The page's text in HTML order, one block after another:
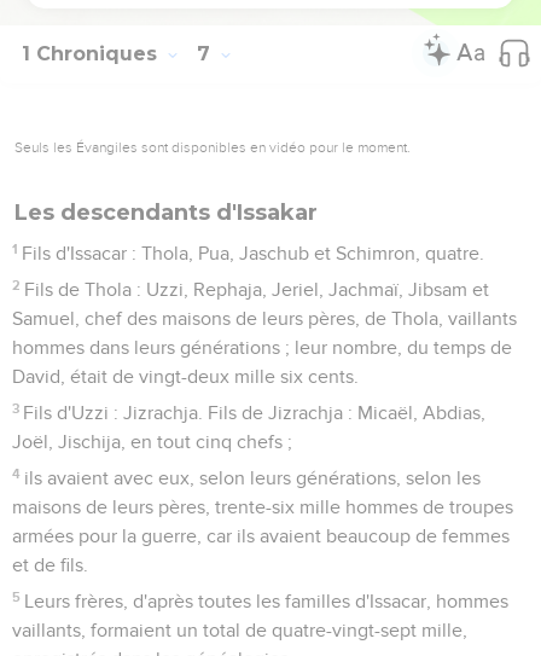
1 Chroniques 7
Seuls les Évangiles sont disponibles en vidéo pour le moment.
Les descendants d'Issakar
1 Fils d'Issacar : Thola, Pua, Jaschub et Schimron, quatre.
2 Fils de Thola : Uzzi, Rephaja, Jeriel, Jachmaï, Jibsam et
Samuel, chef des maisons de leurs pères, de Thola, vaillants
hommes dans leurs générations ; leur nombre, du temps de
David, était de vingt-deux mille six cents.
3 Fils d'Uzzi : Jizrachja. Fils de Jizrachja : Micaël, Abdias,
Joël, Jischija, en tout cinq chefs ;
4 ils avaient avec eux, selon leurs générations, selon les
maisons de leurs pères, trente-six mille hommes de troupes
armées pour la guerre, car ils avaient beaucoup de femmes
et de fils.
5 Leurs frères, d'après toutes les familles d'Issacar, hommes
vaillants, formaient un total de quatre-vingt-sept mille,